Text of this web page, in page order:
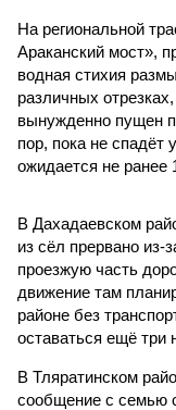
На региональной
Араканский мост»,
водная стихия
различных
вынужденно пущен
пор, пока не спадёт
ожидается не ранее
В Дахадаевском
из сёл прервано из-
проезжую часть
движение там
районе без
оставаться ещё три
В Тляратинском
сообщение с семью